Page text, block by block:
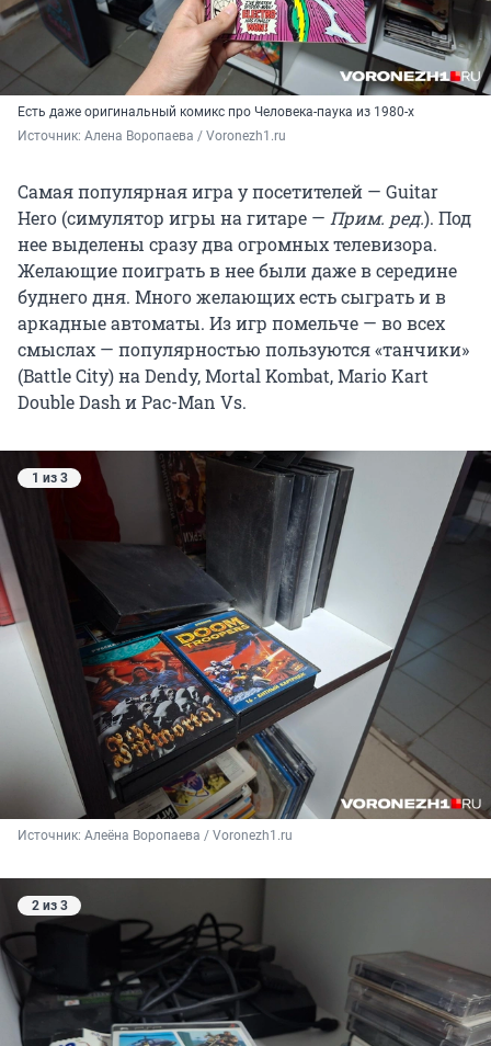
Есть даже оригинальный комикс про Человека-паука из 1980-х
Источник: Алена Воропаева / Voronezh1.ru
Самая популярная игра у посетителей — Guitar
Hero (симулятор игры на гитаре — Прим. ред.). Под
нее выделены сразу два огромных телевизора.
Желающие поиграть в нее были даже в середине
буднего дня. Много желающих есть сыграть и в
аркадные автоматы. Из игр помельче — во всех
смыслах — популярностью пользуются «танчики»
(Battle City) на Dendy, Mortal Kombat, Mario Kart
Double Dash и Pac-Man Vs.
1 из 3
Источник: Алеёна Воропаева / Voronezh1.ru
2 из 3